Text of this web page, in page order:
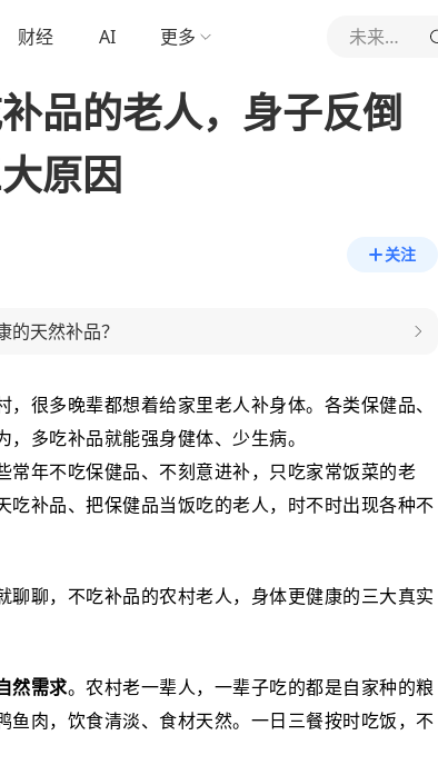
财经 AI 更多 未来哲学原理
品的老人，身子反倒
原因
关注
的天然补品？
很多晚辈都想着给家里老人补身体。各类保健品、
多吃补品就能强身健体、少生病。
常年不吃保健品、不刻意进补，只吃家常饭菜的老
吃补品、把保健品当饭吃的老人，时不时出现各种不
聊，不吃补品的农村老人，身体更健康的三大真实
然需求。农村老一辈人，一辈子吃的都是自家种的粮
肉，饮食清淡、食材天然。一日三餐按时吃饭，不